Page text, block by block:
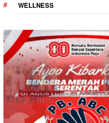
WELLNESS